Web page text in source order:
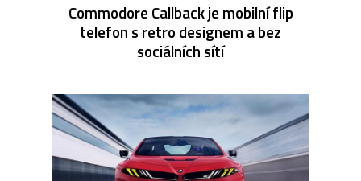
Commodore Callback je mobilní flip
telefon s retro designem a bez
sociálních sítí